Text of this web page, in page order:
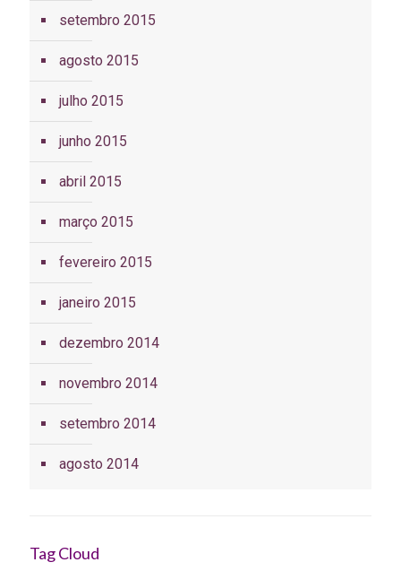
setembro 2015
agosto 2015
julho 2015
junho 2015
abril 2015
março 2015
fevereiro 2015
janeiro 2015
dezembro 2014
novembro 2014
setembro 2014
agosto 2014
Tag Cloud